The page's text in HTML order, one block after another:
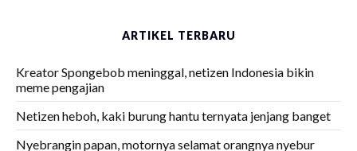
ARTIKEL TERBARU
Kreator Spongebob meninggal, netizen Indonesia bikin
meme pengajian
Netizen heboh, kaki burung hantu ternyata jenjang banget
Nyebrangin papan, motornya selamat orangnya nyebur